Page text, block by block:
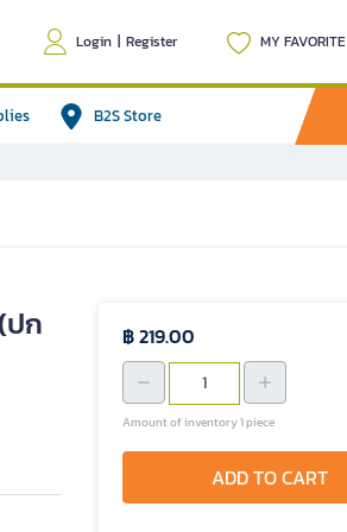
Login | Register MY FAVORITE
B2S Store
ปก
฿ 219.00
Amount of inventory 1 piece
ADD TO CART